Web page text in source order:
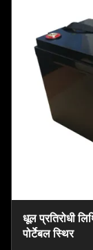
धूल प्रतिरोधी
पोर्टेबल स्थिर